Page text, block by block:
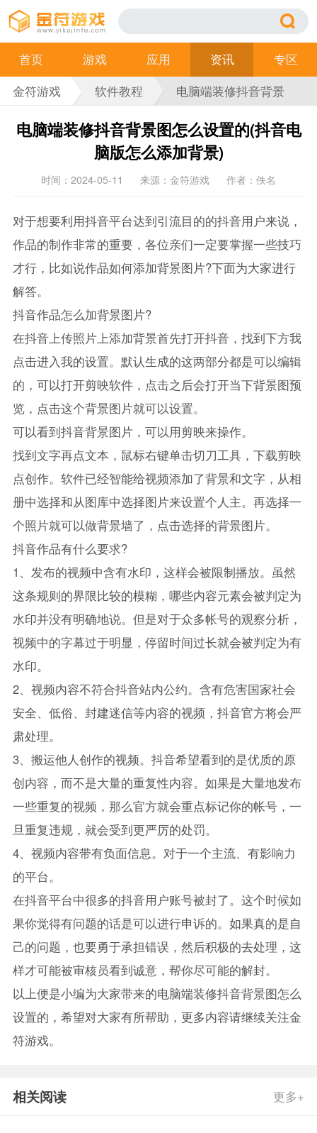
首页 游戏 应用 资讯
专区
金符游戏
软件教程
电脑端装修抖音背景
图怎么设置的(抖音电
脑版怎么添加背景)
电脑端装修抖音背景图怎么设置的(抖音电
脑版怎么添加背景)
时间：2024-05-11 来源：金符游戏 作者：佚名
对于想要利用抖音平台达到引流目的的抖音用户来说，
作品的制作非常的重要，各位亲们一定要掌握一些技巧
才行，比如说作品如何添加背景图片?下面为大家进行
解答。
抖音作品怎么加背景图片?
在抖音上传照片上添加背景首先打开抖音，找到下方我
点击进入我的设置。默认生成的这两部分都是可以编辑
的，可以打开剪映软件，点击之后会打开当下背景图预
览，点击这个背景图片就可以设置。
可以看到抖音背景图片，可以用剪映来操作。
找到文字再点文本，鼠标右键单击切刀工具，下载剪映
点创作。软件已经智能给视频添加了背景和文字，从相
册中选择和从图库中选择图片来设置个人主。再选择一
个照片就可以做背景墙了，点击选择的背景图片。
抖音作品有什么要求?
1、发布的视频中含有水印，这样会被限制播放。虽然
这条规则的界限比较的模糊，哪些内容元素会被判定为
水印并没有明确地说。但是对于众多帐号的观察分析，
视频中的字幕过于明显，停留时间过长就会被判定为有
水印。
2、视频内容不符合抖音站内公约。含有危害国家社会
安全、低俗、封建迷信等内容的视频，抖音官方将会严
肃处理。
3、搬运他人创作的视频。抖音希望看到的是优质的原
创内容，而不是大量的重复性内容。如果是大量地发布
一些重复的视频，那么官方就会重点标记你的帐号，一
旦重复违规，就会受到更严厉的处罚。
4、视频内容带有负面信息。对于一个主流、有影响力
的平台。
在抖音平台中很多的抖音用户账号被封了。这个时候如
果你觉得有问题的话是可以进行申诉的。如果真的是自
己的问题，也要勇于承担错误，然后积极的去处理，这
样才可能被审核员看到诚意，帮你尽可能的解封。
以上便是小编为大家带来的电脑端装修抖音背景图怎么
设置的，希望对大家有所帮助，更多内容请继续关注金
符游戏。
相关阅读 更多+